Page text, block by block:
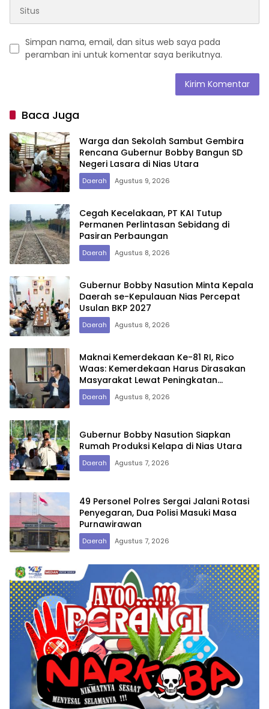
Simpan nama, email, dan situs web saya pada
peramban ini untuk komentar saya berikutnya.
Baca Juga
Warga dan Sekolah Sambut Gembira
Rencana Gubernur Bobby Bangun SD
Negeri Lasara di Nias Utara
Daerah Agustus 9, 2026
Cegah Kecelakaan, PT KAI Tutup
Permanen Perlintasan Sebidang di
Pasiran Perbaungan
Daerah Agustus 8, 2026
Gubernur Bobby Nasution Minta Kepala
Daerah se-Kepulauan Nias Percepat
Usulan BKP 2027
Daerah Agustus 8, 2026
Maknai Kemerdekaan Ke-81 RI, Rico
Waas: Kemerdekaan Harus Dirasakan
Masyarakat Lewat Peningkatan
Pelayanan Primer
Daerah Agustus 8, 2026
Gubernur Bobby Nasution Siapkan
Rumah Produksi Kelapa di Nias Utara
Daerah Agustus 7, 2026
49 Personel Polres Sergai Jalani Rotasi
Penyegaran, Dua Polisi Masuki Masa
Purnawirawan
Daerah Agustus 7, 2026